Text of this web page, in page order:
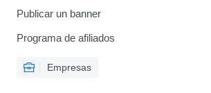
Publicar un banner
Programa de afiliados
Empresas